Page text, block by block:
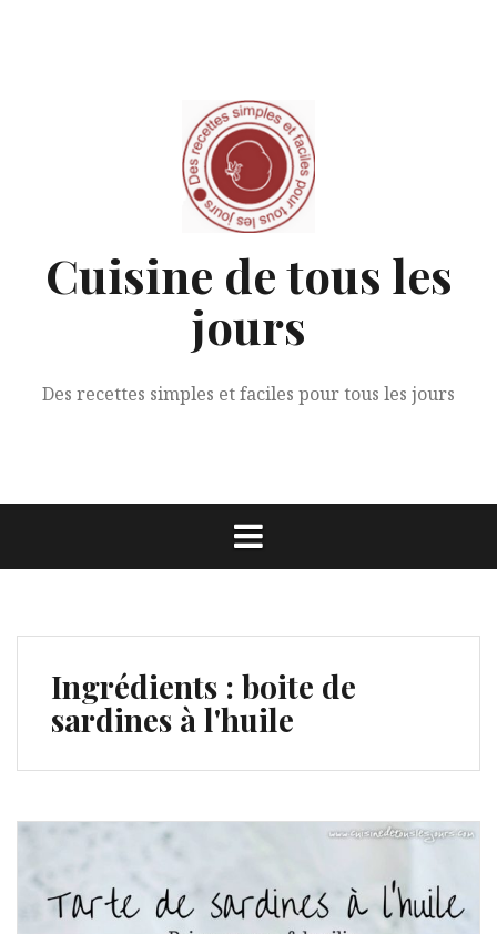
Cuisine de tous les
jours
Des recettes simples et faciles pour tous les jours
Ingrédients : boite de
sardines à l'huile